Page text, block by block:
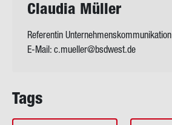
Clau­dia Mül­ler
Referentin Unternehmenskommunikation
E-Mail: c.mueller@bsdwest.de
Tags